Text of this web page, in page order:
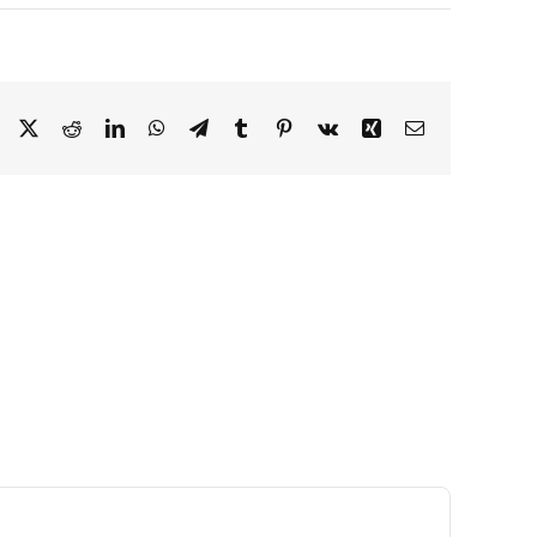
RedditLinkedInWhatsApp
TelegramTumblr PinterestVk Xing Correo